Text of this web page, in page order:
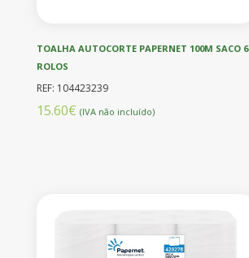
TOALHA AUTOCORTE PAPERNET 100M SACO 6
ROLOS
REF: 104423239
15.60€ (IVA não incluído)